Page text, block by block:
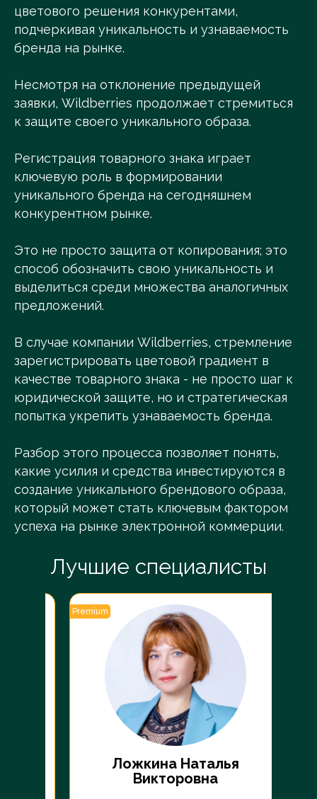
цветового решения конкурентами,
подчеркивая уникальность и узнаваемость
бренда на рынке.
Несмотря на отклонение предыдущей
заявки, Wildberries продолжает стремиться
к защите своего уникального образа.
Регистрация товарного знака играет
ключевую роль в формировании
уникального бренда на сегодняшнем
конкурентном рынке.
Это не просто защита от копирования; это
способ обозначить свою уникальность и
выделиться среди множества аналогичных
предложений.
В случае компании Wildberries, стремление
зарегистрировать цветовой градиент в
качестве товарного знака - не просто шаг к
юридической защите, но и стратегическая
попытка укрепить узнаваемость бренда.
Разбор этого процесса позволяет понять,
какие усилия и средства инвестируются в
создание уникального брендового образа,
который может стать ключевым фактором
успеха на рынке электронной коммерции.
Лучшие специалисты
Premium
Ложкина Наталья
Викторовна